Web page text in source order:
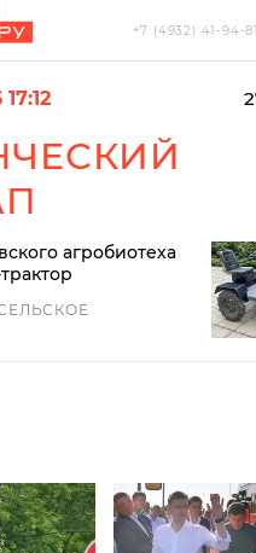
+7 (4932) 41-94-81
агробиотеха